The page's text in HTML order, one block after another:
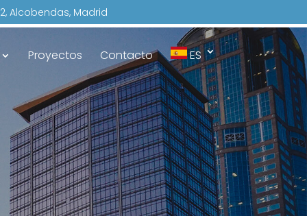
Alcobendas, Madrid
Proyectos Contacto ES